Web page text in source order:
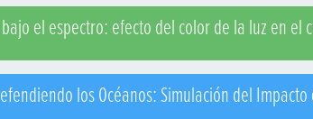
bajo el espectro: efecto del color de la luz en
los Océanos: Simulación del